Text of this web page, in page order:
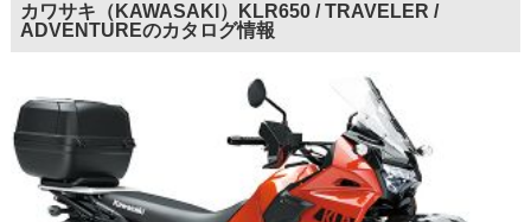
カワサキ（KAWASAKI）KLR650 / TRAVELER /
ADVENTUREのカタログ情報